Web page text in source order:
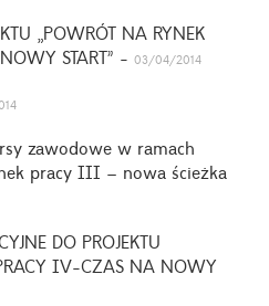
„POWRÓT NA RYNEK
START” -03/04/2014
zawodowe w ramach
pracy III – nowa ścieżka
DO PROJEKTU
IV-CZAS NA NOWY